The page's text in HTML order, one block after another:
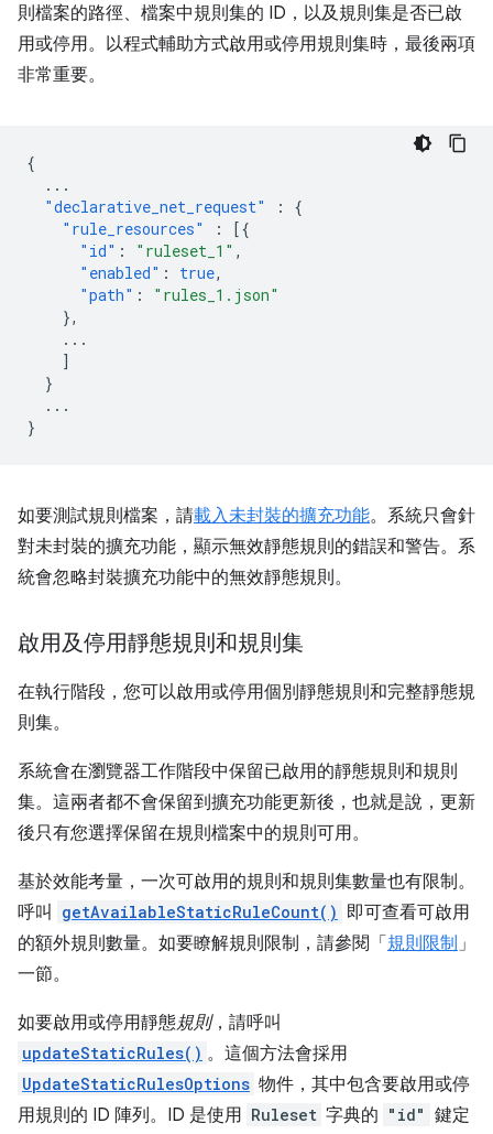
則檔案的路徑、檔案中規則集的 ID，以及規則集是否已啟
用或停用。以程式輔助方式啟用或停用規則集時，最後兩項
非常重要。
{
...
"declarative_net_request"
:
{
"rule_resources"
:
[{
"id" : "ruleset_1" ,
"enabled" : true,
"path" :
"rules_1.json"
},
...
]
}
...
}
如要測試規則檔案，請載入未封裝的擴充功能。系統只會針
對未封裝的擴充功能，顯示無效靜態規則的錯誤和警告。系
統會忽略封裝擴充功能中的無效靜態規則。
啟用及停用靜態規則和規則集
在執行階段，您可以啟用或停用個別靜態規則和完整靜態規
則集。
系統會在瀏覽器工作階段中保留已啟用的靜態規則和規則
集。這兩者都不會保留到擴充功能更新後，也就是說，更新
後只有您選擇保留在規則檔案中的規則可用。
基於效能考量，一次可啟用的規則和規則集數量也有限制。
呼叫
getAvailableStaticRuleCount() 即可查看可啟用
的額外規則數量。如要瞭解規則限制，請參閱「 規則限制 」
一節。
如要啟用或停用靜態規則，請呼叫
updateStaticRules() 。這個方法會採用
UpdateStaticRulesOptions 物件，其中包含要啟用或停
用規則的 ID 陣列。ID 是使用 Ruleset 字典的 "id" 鍵定